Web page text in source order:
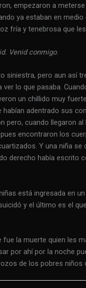
empezaron a
ya estaban en
fría y tenebrosa que
Venid conmigo.
siniestra, pero aun así
lo que pasaba.
un chillido muy
habían adentrado sus
pero, cuando llegaron al
encontraron los
Y una niña se
derecho había escrito
está ingresada en
y el último es el
fue la muerte quien les
por ahí por la noche
de los pobres niños